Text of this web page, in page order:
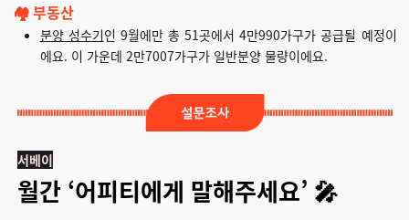
🏘️ 부동산
분양 성수기인 9월에만 총 51곳에서 4만990가구가 공급될 예정이
에요. 이 가운데 2만7007가구가 일반분양 물량이에요.
서베이
월간 ‘어피티에게 말해주세요’ 🎤